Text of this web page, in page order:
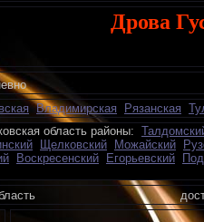
Дрова
Владимирская Рязанская
область районы:
Щелковский Можайский
Воскресенский Егорьевский
область